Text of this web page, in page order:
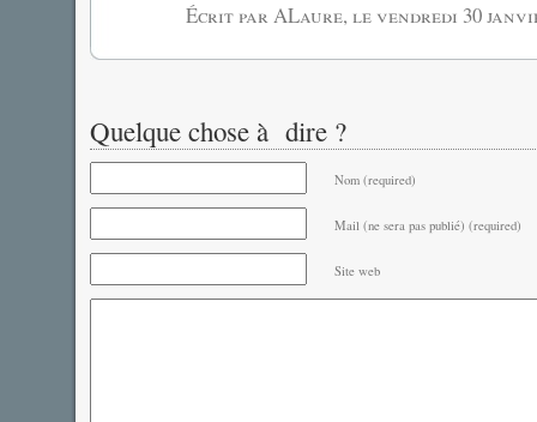
Écrit par ALaure, le vendredi 30
Quelque chose à dire ?
Nom (required)
Mail (ne sera pas publié) (required)
Site web